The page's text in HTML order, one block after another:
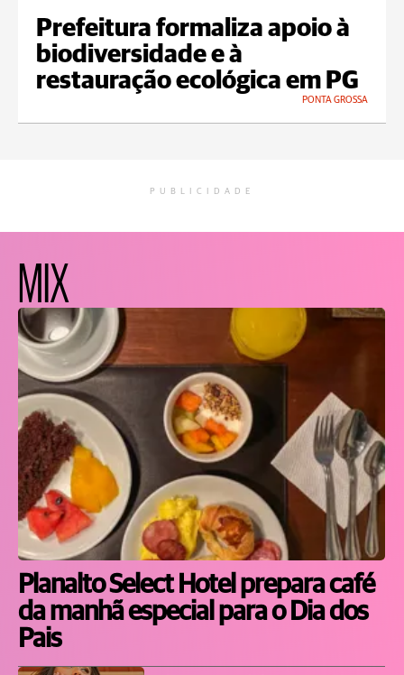
Prefeitura formaliza apoio à
biodiversidade e à
restauração ecológica em PG
PONTA GROSSA
PUBLICIDADE
MIX
Planalto Select Hotel prepara café
da manhã especial para o Dia dos
Pais